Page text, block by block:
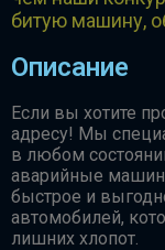
битую машину,
Описание
Если вы хотите
адресу! Мы
в любом
аварийные
быстрое и
автомобилей,
лишних хлопот.